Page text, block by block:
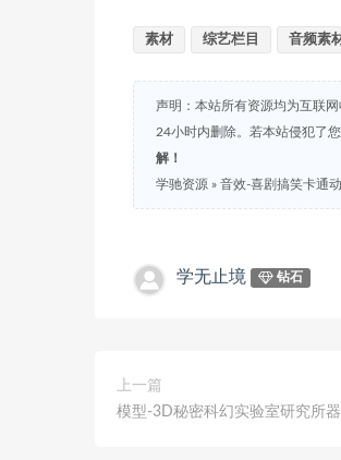
器素材 综艺栏目 音频素
声明：本站所有资源均为互联
24小时内删除。若本站侵犯了
解！
学驰资源 » 音效-喜剧搞笑卡通
学无止境 钻石
上一篇
模型-3D秘密科幻实验室研究所